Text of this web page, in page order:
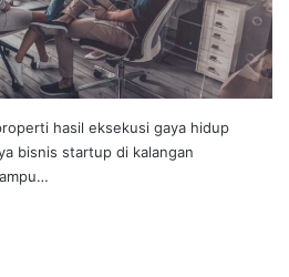
hasil eksekusi gaya hidup
bisnis startup di kalangan